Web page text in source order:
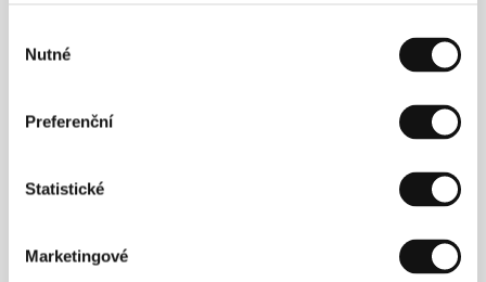
souhlasu
Nutné
Preferenční
Statistické
Marketingové
Režie: Tomasz Mielnik / Česká republika, Polsko,
Neděle 5. 7. / 15:00 323
Pátek 10. 7. / 10:30 8K2